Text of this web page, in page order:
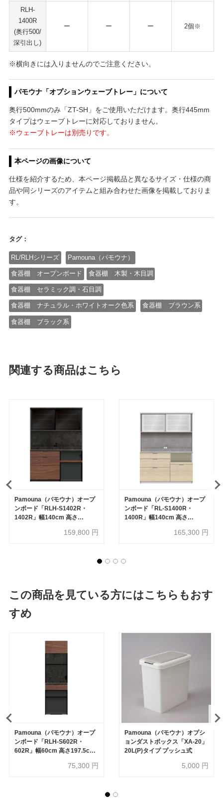
RLH-
1400R
(奥行500/
深引出し)
ー ー ー 2個※
※横向きには入りませんのでご注意ください。
パモウナ「オプションウェーブトレー」について
奥行500mmのみ「ZT-SH」をご使用いただけます。奥行445mm
タイプはウェーブトレーに対応しておりません。
※ウェーブトレーは別売りです。
本ページの画像について
仕様を紹介するため、本ページ掲載品と異なるサイズ・仕様の商
品や同シリーズのアイテムと組み合わせた画像を掲載しておりま
す。
タグ：
RL/RLHシリーズ Pamouna（パモウナ）
食器棚 オープンボード 食器棚 木製・木目調
食器棚 セラミック調・石目調
食器棚 ナチュラル・ホワイトオーク色系 食器棚 ブラウン系
食器棚 ブラック系
関連する商品はこちら
Pamouna（パモウナ）オープ
ンボード「RLH-S1402R・
1402R」幅140cm 高さ
（44.5cm・50cm）全4色
159,800 円
Pamouna（パモウナ）オープ
ンボード「RL-S1400R・
1400R」幅140cm 高さ
（44.5cm・50cm）下台引出
165,300 円
この商品を見ている方にはこちらもおす
すめ
Pamouna（パモウナ）オープ
ンボード「RLH-S602R・
602R」幅60cm 高さ197.5cm
75,300 円
Pamouna（パモウナ）オプシ
ョンダストボックス「XA-20」
20L(P)タイプ プッシュ式
5,000 円